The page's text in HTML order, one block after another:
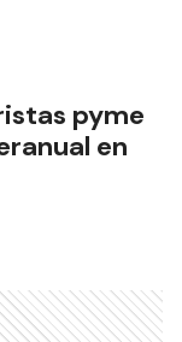
pyme
en